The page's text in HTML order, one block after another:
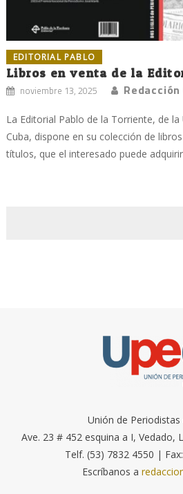
EDITORIAL PABLO
Libros en venta de la
noviembre 13, 2025
La Editorial Pablo de la Torriente, de
Cuba, dispone en su colección de
títulos, que el interesado puede
Unión de Periodistas
Ave. 23 # 452 esquina a I, Vedado,
Telf. (53) 7832 4550 |
Escríbanos a